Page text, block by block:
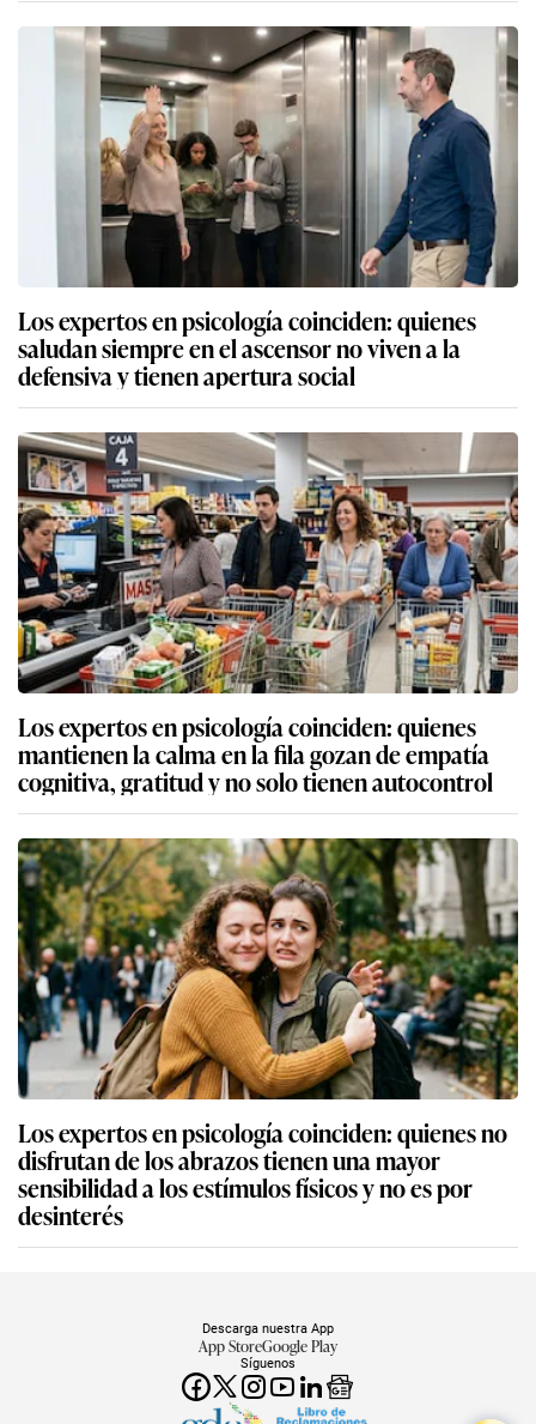
Los expertos en psicología coinciden: quienes
saludan siempre en el ascensor no viven a la
defensiva y tienen apertura social
Los expertos en psicología coinciden: quienes
mantienen la calma en la fila gozan de empatía
cognitiva, gratitud y no solo tienen autocontrol
Los expertos en psicología coinciden: quienes no
disfrutan de los abrazos tienen una mayor
sensibilidad a los estímulos físicos y no es por
desinterés
Síguenos
Descarga nuestra App
App StoreGoogle Play